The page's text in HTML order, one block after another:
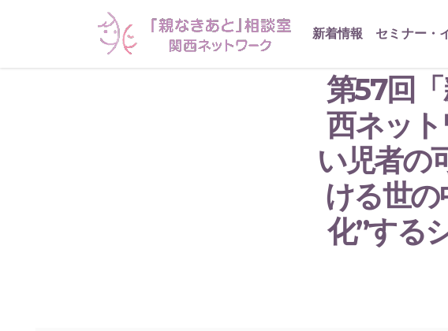
新着情報 セミナー・
第57回
西ネッ
い児者の
ける世
化”する